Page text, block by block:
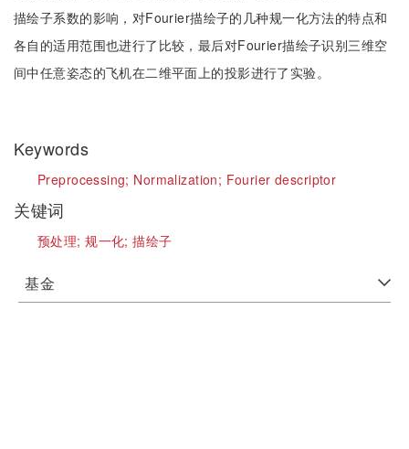
描绘子系数的影响，对Fourier描绘子的几种规一化方法的特点和
各自的适用范围也进行了比较，最后对Fourier描绘子识别三维空
间中任意姿态的飞机在二维平面上的投影进行了实验。
Keywords
Preprocessing; Normalization; Fourier descriptor
关键词
预处理;规一化;描绘子
基金